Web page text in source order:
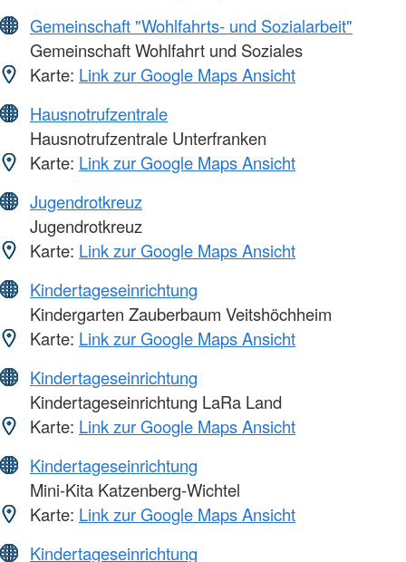
Gemeinschaft "Wohlfahrts- und Sozialarbeit"
Gemeinschaft Wohlfahrt und Soziales
Karte: Link zur Google Maps Ansicht
Hausnotrufzentrale
Hausnotrufzentrale Unterfranken
Karte: Link zur Google Maps Ansicht
Jugendrotkreuz
Jugendrotkreuz
Karte: Link zur Google Maps Ansicht
Kindertageseinrichtung
Kindergarten Zauberbaum Veitshöchheim
Karte: Link zur Google Maps Ansicht
Kindertageseinrichtung
Kindertageseinrichtung LaRa Land
Karte: Link zur Google Maps Ansicht
Kindertageseinrichtung
Mini-Kita Katzenberg-Wichtel
Karte: Link zur Google Maps Ansicht
Kindertageseinrichtung